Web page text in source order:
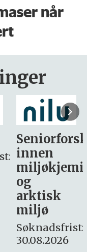
når
søker
– fast
Søknadsfrist:
16. august.